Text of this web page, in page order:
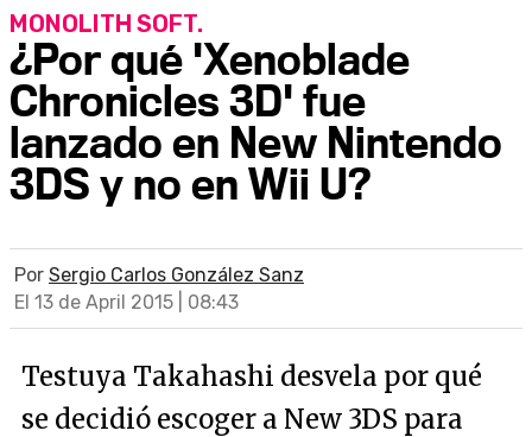
¿Por qué 'Xenoblade
Chronicles 3D' fue
lanzado en New Nintendo
3DS y no en Wii U?
MONOLITH SOFT.
Por Sergio Carlos González Sanz
El 13 de April 2015 | 08:43
Testuya Takahashi desvela por qué
se decidió escoger a New 3DS para